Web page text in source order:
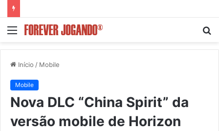
Menu
Início / Mobile
Mobile
Nova DLC “China Spirit” da
versão mobile de Horizon